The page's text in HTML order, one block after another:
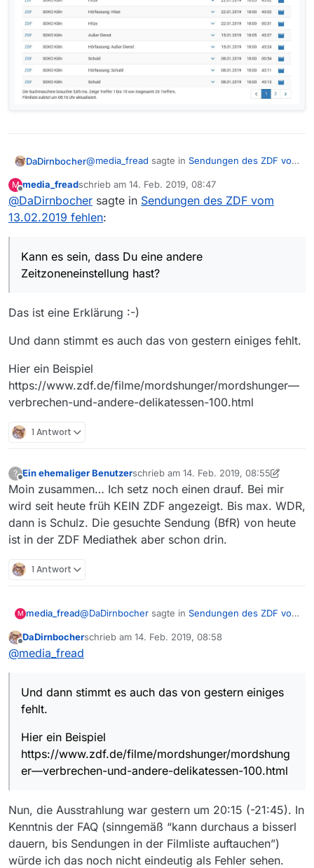
DaDirnbocher@media_fread sagte in Sendungen des ZDF vom
Zumindest auf MVW sind sie da, vielleicht
die von der Stunde davor.
Kann es sein, dass Du eine andere
Mit der aktuellen Liste in MVW schauts bei mir
so aus:
M
Offline
media_freadschrieb am 14. Feb. 2019, 08:47
zuletzt editiert von
@DaDirnbocher sagte in Sendungen des ZDF vom
13.02.2019 fehlen:
Kann es sein, dass Du eine andere
Zeitzoneneinstellung hast?
Das ist eine Erklärung :-)
Und dann stimmt es auch das von gestern einiges fehlt.
Hier ein Beispiel
https://www.zdf.de/filme/mordshunger/mordshunger—
verbrechen-und-andere-delikatessen-100.html
1 Antwort
?
Offline
Ein ehemaliger Benutzerschrieb am 14. Feb. 2019, 08:55
zuletzt editiert von Ein ehemaliger
Moin zusammen… Ich setz noch einen drauf. Bei mir
wird seit heute früh KEIN ZDF angezeigt. Bis max. WDR,
dann is Schulz. Die gesuchte Sendung (BfR) von heute
ist in der ZDF Mediathek aber schon drin.
1 Antwort
M media_fread@DaDirnbocher sagte in Sendungen des ZDF vom
Und dann stimmt es auch das von gestern einiges
https://www.zdf.de/filme/mordshunger/mordshun
ger—verbrechen-und-andere-delikatessen-
100.html
Offline
DaDirnbocherschrieb am 14. Feb. 2019, 08:58
zuletzt editiert von
@media_fread
Und dann stimmt es auch das von gestern einiges
fehlt.
Hier ein Beispiel
https://www.zdf.de/filme/mordshunger/mordshung
er—verbrechen-und-andere-delikatessen-100.html
Nun, die Ausstrahlung war gestern um 20:15 (-21:45). In
Kenntnis der FAQ (sinngemäß “kann durchaus a bisserl
dauern, bis Sendungen in der Filmliste auftauchen”)
würde ich das noch nicht eindeutig als Fehler sehen.